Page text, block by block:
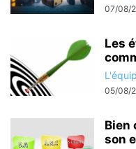
07/08/
Les
05/08/
Bien
son